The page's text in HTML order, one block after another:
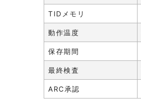
TIDメモリ
動作温度
保存期間
最終検査
ARC承認